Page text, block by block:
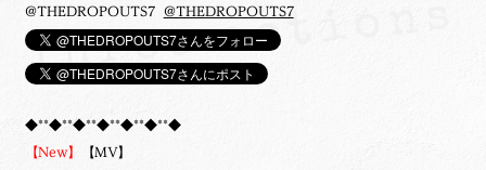
@THEDROPOUTS7 @THEDROPOUTS7
◆**◆**◆**◆**◆**◆**◆
【New】 【MV】